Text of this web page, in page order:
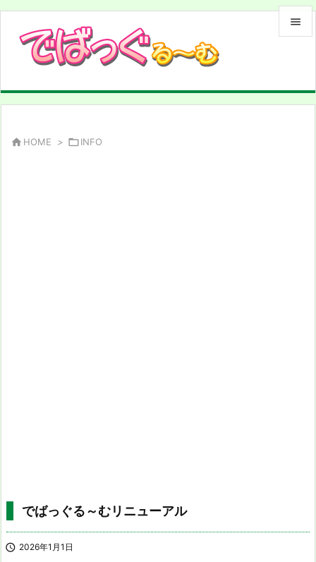


 HOME > INFO
でばっぐる～むリニューアル
 2026年1月1日